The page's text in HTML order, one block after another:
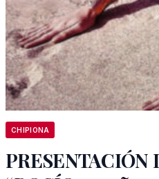
CHIPIONA
PRESENTACIÓN